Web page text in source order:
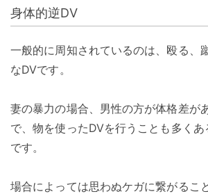
身体的逆DV
一般的に周知されているのは、殴る、
なDVです。
妻の暴力の場合、男性の方が体格差が
で、物を使ったDVを行うことも多く
です。
場合によっては思わぬケガに繋がるこ